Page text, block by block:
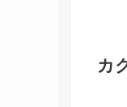
カ